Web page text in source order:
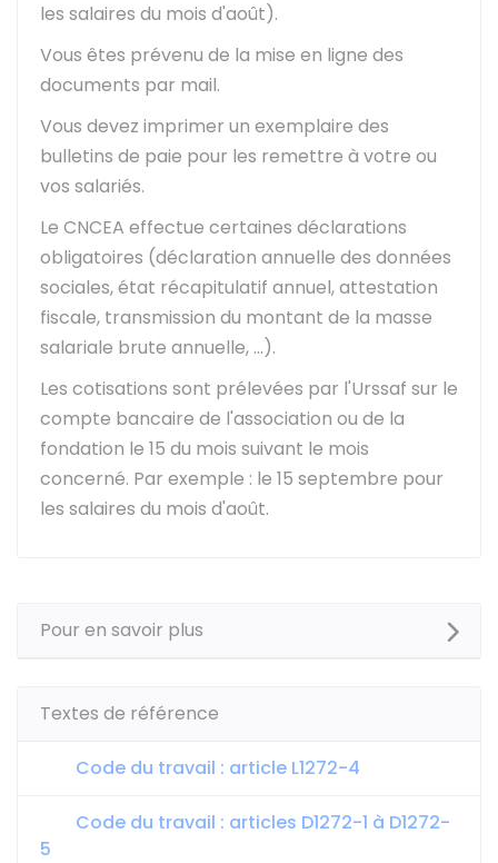
les salaires du mois d'août).
Vous êtes prévenu de la mise en ligne des
documents par mail.
Vous devez imprimer un exemplaire des
bulletins de paie pour les remettre à votre ou
vos salariés.
Le CNCEA effectue certaines déclarations
obligatoires (déclaration annuelle des données
sociales, état récapitulatif annuel, attestation
fiscale, transmission du montant de la masse
salariale brute annuelle, ...).
Les cotisations sont prélevées par l'Urssaf sur le
compte bancaire de l'association ou de la
fondation le 15 du mois suivant le mois
concerné. Par exemple : le 15 septembre pour
les salaires du mois d'août.
Pour en savoir plus
Textes de référence
Code du travail : article L1272-4
Code du travail : articles D1272-1 à D1272-
5